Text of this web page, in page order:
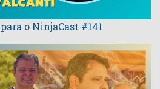
o NinjaCast #141